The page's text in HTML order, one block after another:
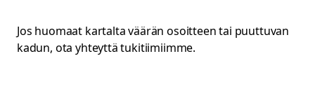
Jos huomaat kartalta väärän osoitteen tai puuttuvan
kadun, ota yhteyttä tukitiimiimme.